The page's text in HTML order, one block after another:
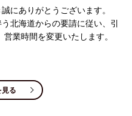
にありがとうございます。
北海道からの要請に従い、引
業時間を変更いたします。
る